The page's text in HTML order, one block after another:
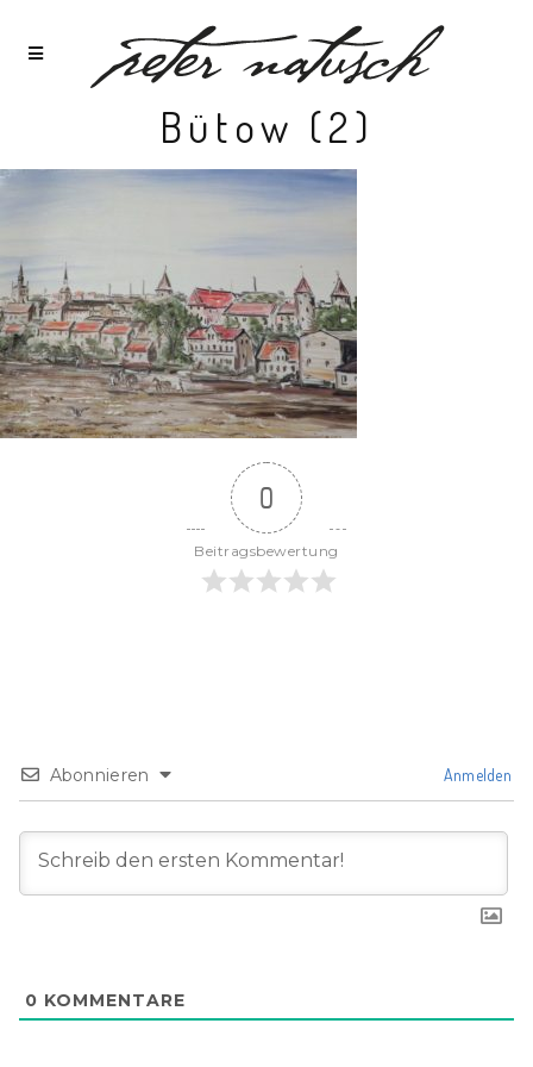
Bütow (2)
0
Beitragsbewertung
Abonnieren Anmelden
0 KOMMENTARE